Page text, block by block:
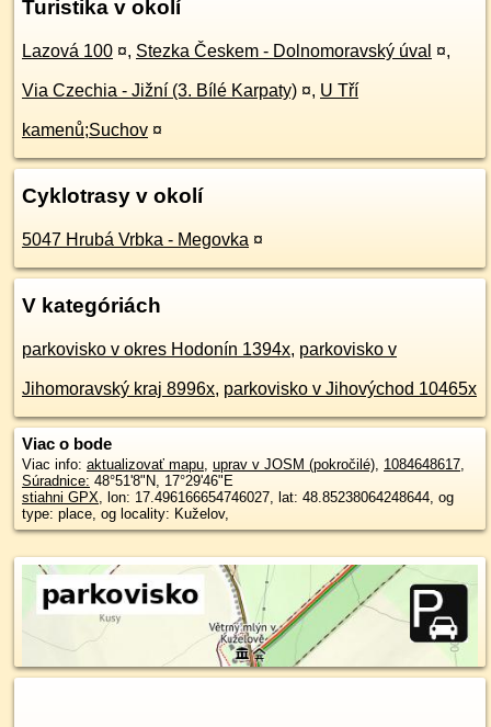
Turistika v okolí
Lazová 100 ¤, Stezka Českem - Dolnomoravský úval ¤,
Via Czechia - Jižní (3. Bílé Karpaty) ¤, U Tří
kamenů;Suchov ¤
Cyklotrasy v okolí
5047 Hrubá Vrbka - Megovka ¤
V kategóriách
parkovisko v okres Hodonín 1394x, parkovisko v
Jihomoravský kraj 8996x, parkovisko v Jihovýchod 10465x
Viac o bode
Viac info: aktualizovať mapu, uprav v JOSM (pokročilé), 1084648617,
Súradnice: 48°51'8"N, 17°29'46"E
stiahni GPX, lon: 17.496166654746027, lat: 48.85238064248644, og
type: place, og locality: Kuželov,